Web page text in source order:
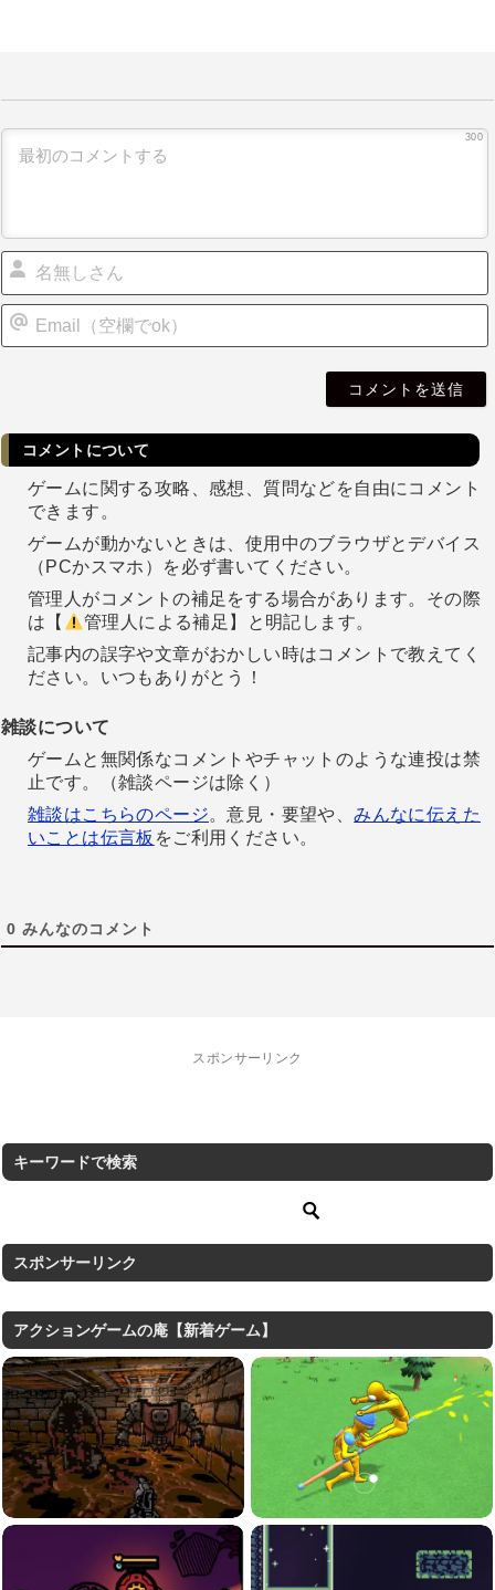
300
コメントについて
ゲームに関する攻略、感想、質問などを自由にコメント
できます。
ゲームが動かないときは、使用中のブラウザとデバイス
（PCかスマホ）を必ず書いてください。
管理人がコメントの補足をする場合があります。その際
は【
管理人による補足】と明記します。
記事内の誤字や文章がおかしい時はコメントで教えてく
ださい。いつもありがとう！
雑談について
ゲームと無関係なコメントやチャットのような連投は禁
止です。（雑談ページは除く）
雑談はこちらのページ。意見・要望や、みんなに伝えた
いことは伝言板 をご利用ください。
0 みんなのコメント
スポンサーリンク
キーワードで検索
スポンサーリンク
アクションゲームの庵【新着ゲーム】